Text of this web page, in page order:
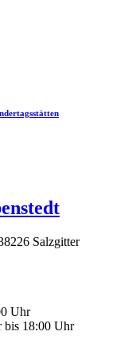
Salzgitter
Uhr
bis 18:00 Uhr